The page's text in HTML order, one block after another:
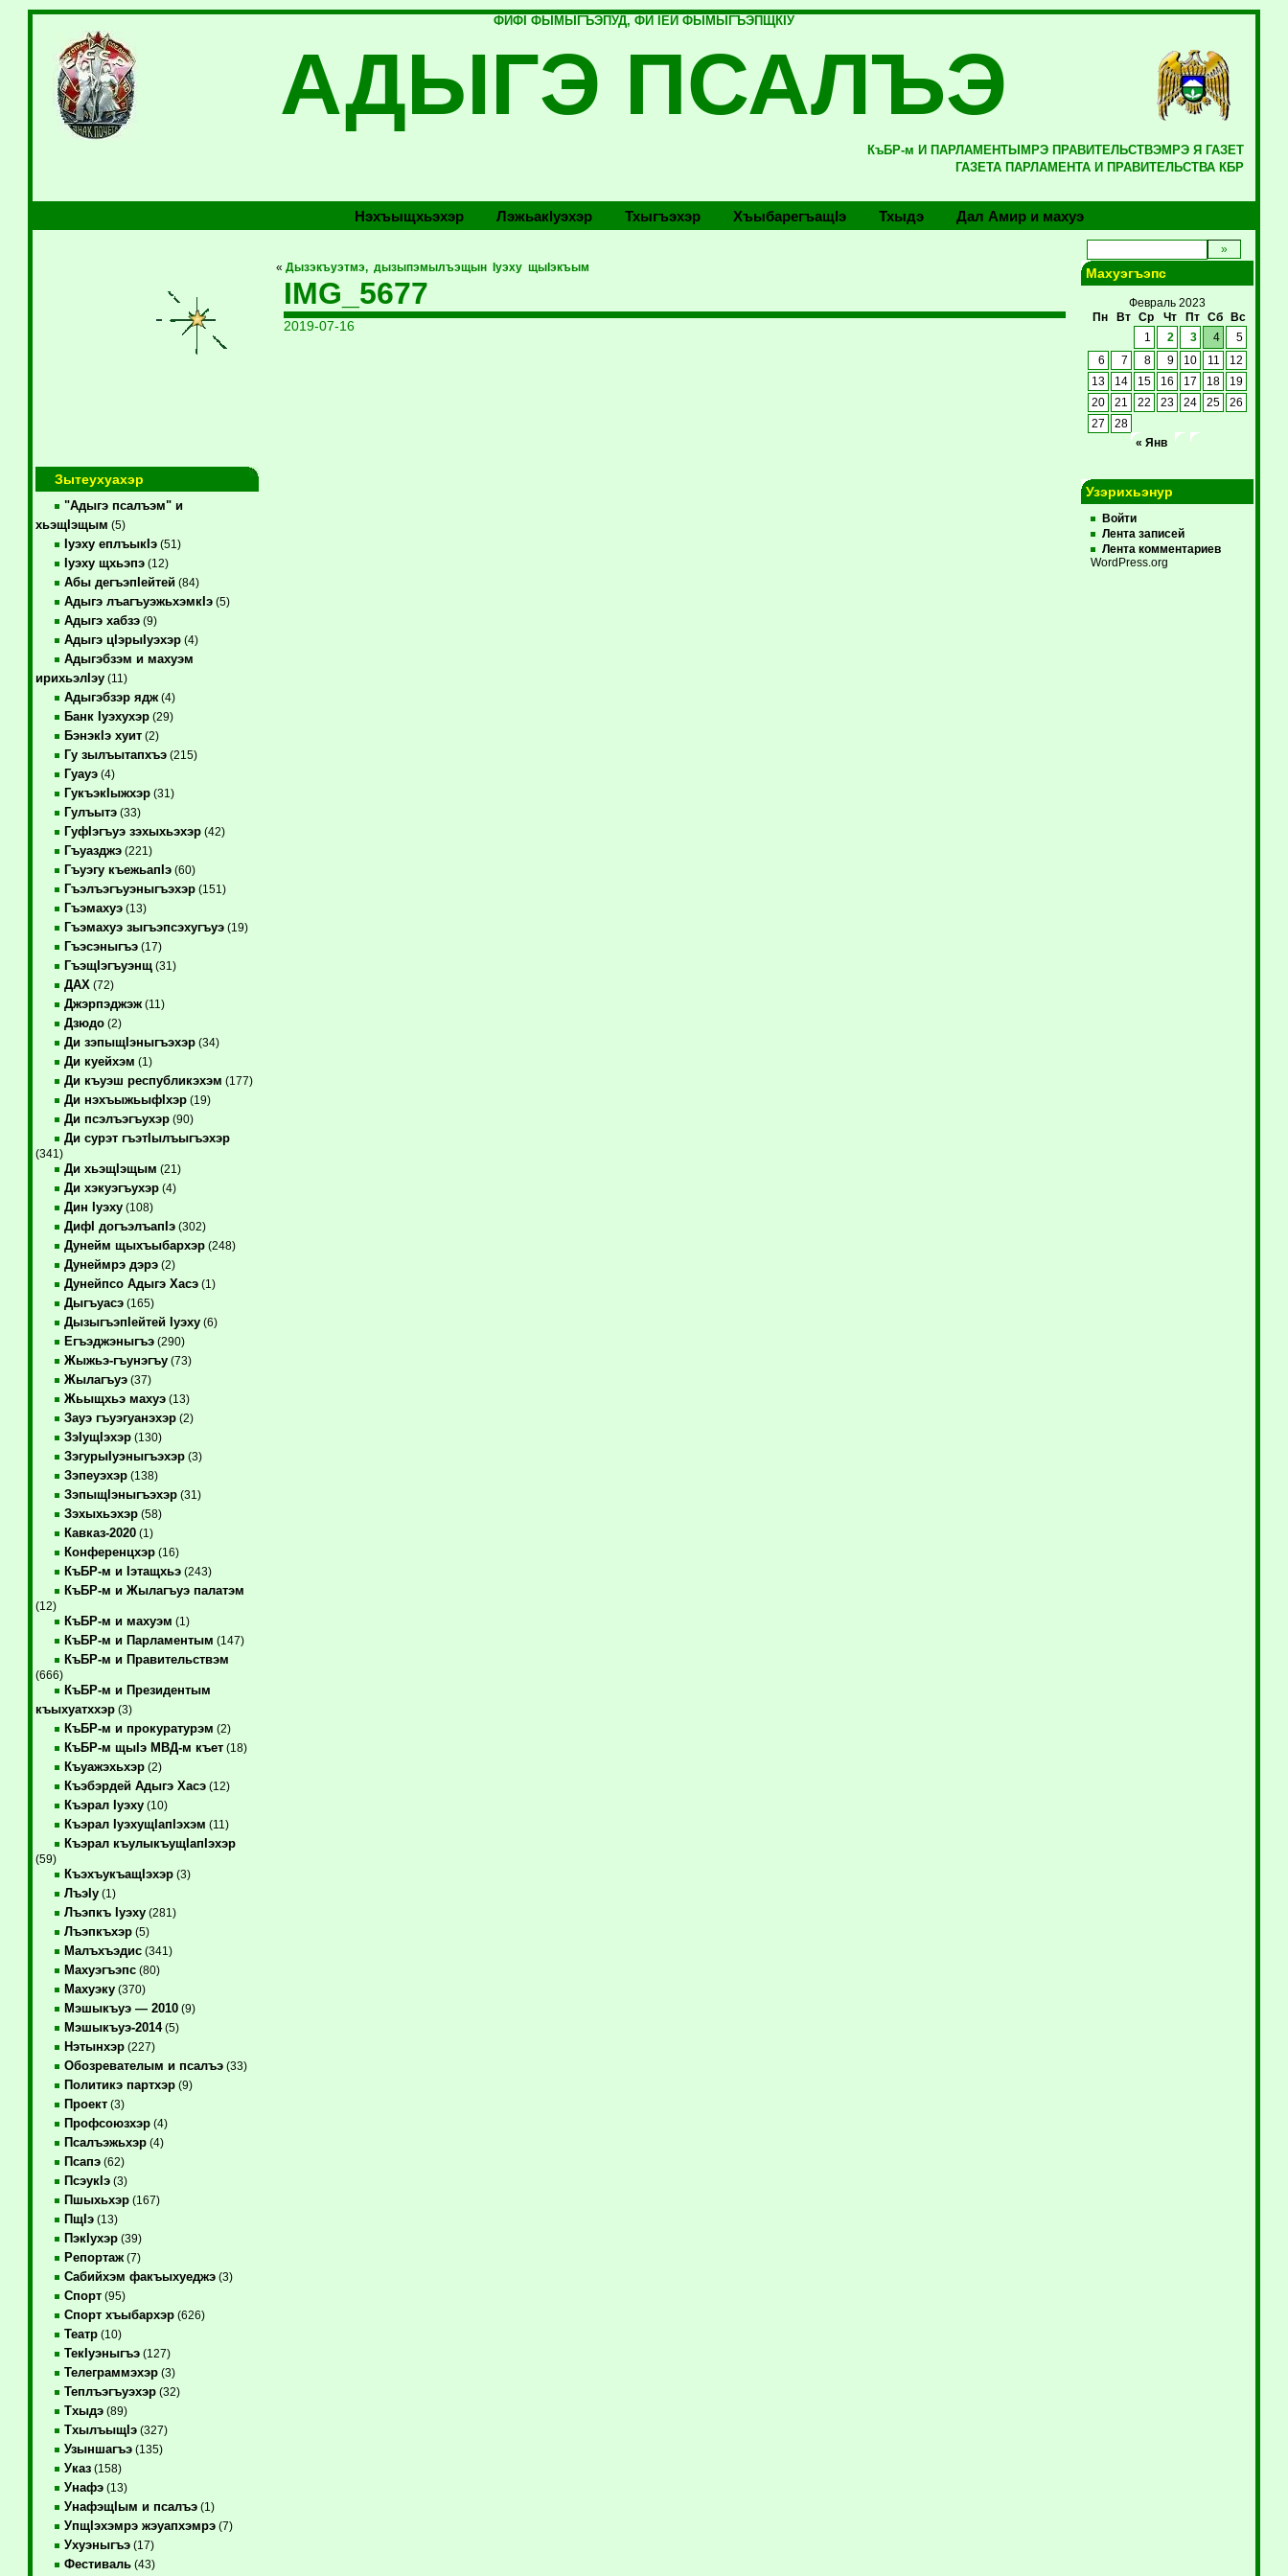
ФИФI ФЫМЫГЪЭПУД, ФИ IЕЙ ФЫМЫГЪЭПЩКIУ
АДЫГЭ ПСАЛЪЭ
КъБР-м И ПАРЛАМЕНТЫМРЭ ПРАВИТЕЛЬСТВЭМРЭ Я ГАЗЕТ
ГАЗЕТА ПАРЛАМЕНТА И ПРАВИТЕЛЬСТВА КБР
Нэхъыщхьэхэр Лэжьакlуэхэр Тхыгъэхэр Хъыбарегъащlэ Тхыдэ Дал Амир и махуэ
Зытеухуахэр
"Адыгэ псалъэм" и
хьэщIэщым (5)
Iуэху еплъыкIэ(51)
Iуэху щхьэпэ(12)
Абы дегъэпIейтей(84)
Адыгэ лъагъуэжьхэмкIэ(5)
Адыгэ хабзэ(9)
Адыгэ цIэрыIуэхэр(4)
Адыгэбзэм и махуэм
ирихьэлIэу(11)
Адыгэбзэр ядж(4)
Банк Iуэхухэр(29)
БэнэкIэ хуит(2)
Гу зылъытапхъэ(215)
Гуауэ(4)
ГукъэкIыжхэр(31)
Гулъытэ(33)
ГуфIэгъуэ зэхыхьэхэр(42)
Гъуазджэ(221)
Гъуэгу къежьапIэ(60)
Гъэлъэгъуэныгъэхэр(151)
Гъэмахуэ(13)
Гъэмахуэ зыгъэпсэхугъуэ(19)
Гъэсэныгъэ(17)
ГъэщIэгъуэнщ(31)
ДАХ (72)
Джэрпэджэж(11)
Дзюдо(2)
Ди зэпыщIэныгъэхэр(34)
Ди куейхэм (1)
Ди къуэш республикэхэм (177)
Ди нэхъыжьыфIхэр(19)
Ди псэлъэгъухэр(90)
Ди сурэт гъэтIылъыгъэхэр
(341)
Ди хьэщIэщым (21)
Ди хэкуэгъухэр(4)
Дин Iуэху(108)
ДифI догъэлъапIэ(302)
Дунейм щыхъыбархэр(248)
Дунеймрэ дэрэ(2)
Дунейпсо Адыгэ Хасэ(1)
Дыгъуасэ(165)
ДызыгъэпIейтей Iуэху(6)
Егъэджэныгъэ(290)
Жыжьэ-гъунэгъу(73)
Жылагъуэ(37)
Жьыщхьэ махуэ(13)
Зауэ гъуэгуанэхэр(2)
ЗэIущIэхэр(130)
ЗэгурыIуэныгъэхэр(3)
Зэпеуэхэр(138)
ЗэпыщIэныгъэхэр(31)
Зэхыхьэхэр(58)
Кавказ-2020(1)
Конференцхэр(16)
КъБР-м и Iэтащхьэ(243)
КъБР-м и Жылагъуэ палатэм
(12)
КъБР-м и махуэм (1)
КъБР-м и Парламентым (147)
КъБР-м и Правительствэм
(666)
КъБР-м и Президентым
къыхуатххэр(3)
КъБР-м и прокуратурэм (2)
КъБР-м щыIэ МВД-м къет(18)
Къуажэхьхэр(2)
Къэбэрдей Адыгэ Хасэ(12)
Къэрал Iуэху(10)
Къэрал IуэхущIапIэхэм (11)
Къэрал къулыкъущIапIэхэр
(59)
КъэхъукъащIэхэр(3)
ЛъэIу(1)
Лъэпкъ Iуэху(281)
Лъэпкъхэр(5)
Малъхъэдис(341)
Махуэгъэпс(80)
Махуэку(370)
Мэшыкъуэ — 2010(9)
Мэшыкъуэ-2014(5)
Нэтынхэр(227)
Обозревателым и псалъэ(33)
Политикэ партхэр(9)
Проект(3)
Профсоюзхэр(4)
Псалъэжьхэр(4)
Псапэ(62)
ПсэукIэ(3)
Пшыхьхэр(167)
ПщIэ(13)
ПэкIухэр(39)
Репортаж(7)
Сабийхэм факъыхуеджэ(3)
Спорт(95)
Спорт хъыбархэр(626)
Театр(10)
ТекIуэныгъэ(127)
Телеграммэхэр(3)
Теплъэгъуэхэр(32)
Тхыдэ(89)
ТхылъыщIэ(327)
Узыншагъэ(135)
Указ(158)
Унафэ(13)
УнафэщIым и псалъэ(1)
УпщIэхэмрэ жэуапхэмрэ(7)
Ухуэныгъэ(17)
Фестиваль(43)
« Дызэкъуэтмэ, дызыпэмылъэщын Iуэху щыIэкъым
IMG_5677
2019-07-16
Махуэгъэпс
Февраль 2023
Пн
Вт Ср Чт Пт Сб
Вс
1
2 3 4
5
6
7 8 9 10 11
12
13
14 15 16 17 18
19
20
21 22 23 24 25
26
27
28
« Янв
Узэрихьэнур
Войти
Лента записей
Лента комментариев
WordPress.org